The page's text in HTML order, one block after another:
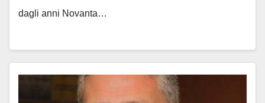
dagli anni Novanta…